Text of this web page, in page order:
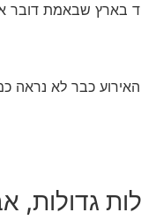
בארץ שבאמת
כבר לא נראה
גדולות,